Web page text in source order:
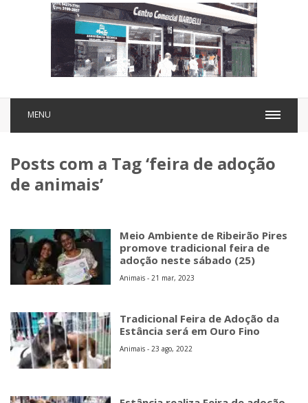
MENU
Posts com a Tag ‘feira de adoção
de animais’
Meio Ambiente de Ribeirão Pires
promove tradicional feira de
adoção neste sábado (25)
Animais - 21 mar, 2023
Tradicional Feira de Adoção da
Estância será em Ouro Fino
Animais - 23 ago, 2022